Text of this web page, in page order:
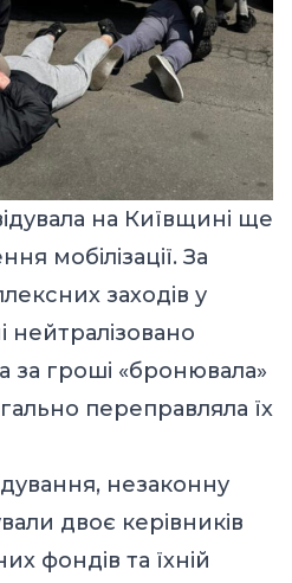
на Київщині ще
мобілізації. За
заходів у
нейтралізовано
за гроші «бронювала»
переправляла їх
незаконну
двоє керівників
фондів та їхній